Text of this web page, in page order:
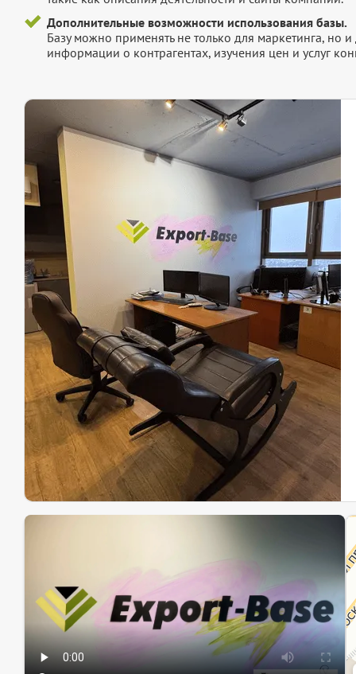
Дополнительные возможности использования базы.
Базу можно применять не только для маркетинга, но
информации о контрагентах, изучения цен и услуг